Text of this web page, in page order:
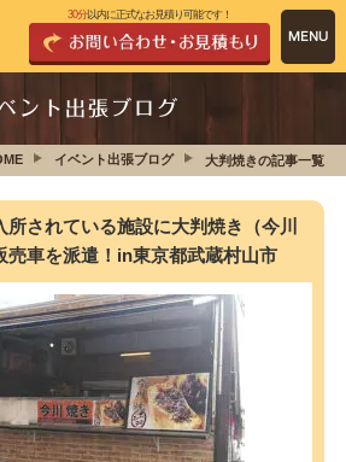
30分以内に正式なお見積り可能です！
ント出張ブログ
イベント出張ブログ 大判焼きの記事一覧
所されている施設に大判焼き（今川
売車を派遣！in東京都武蔵村山市